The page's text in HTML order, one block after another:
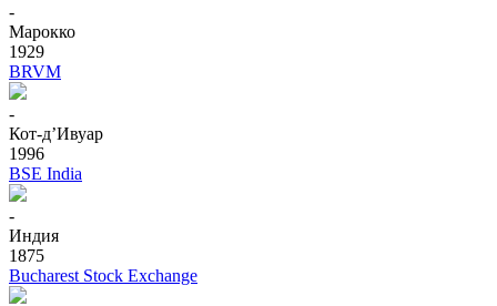
-
Марокко
1929
BRVM
-
Кот-д’Ивуар
1996
BSE India
-
Индия
1875
Bucharest Stock Exchange